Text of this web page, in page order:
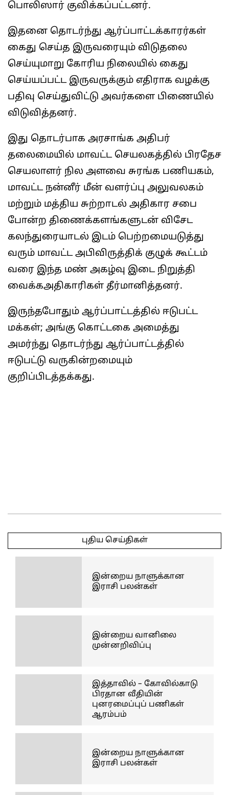
பொலிஸார் குவிக்கப்பட்டனர்.
இதனை தொடர்ந்து ஆர்ப்பாட்டக்காரர்கள்
கைது செய்த இருவரையும் விடுதலை
செய்யுமாறு கோரிய நிலையில் கைது
செய்யப்பட்ட இருவருக்கும் எதிராக வழக்கு
பதிவு செய்துவிட்டு அவர்களை பிணையில்
விடுவித்தனர்.
இது தொடர்பாக அரசாங்க அதிபர்
தலைமையில் மாவட்ட செயலகத்தில் பிரதேச
செயலாளர் நில அளவை சுரங்க பணியகம்,
மாவட்ட நன்னீர் மீன் வளர்ப்பு அலுவலகம்
மற்றும் மத்திய சுற்றாடல் அதிகார சபை
போன்ற திணைக்களங்களுடன் விசேட
கலந்துரையாடல் இடம் பெற்றமையடுத்து
வரும் மாவட்ட அபிவிருத்திக் குழுக் கூட்டம்
வரை இந்த மண் அகழ்வு இடை நிறுத்தி
வைக்கஅதிகாரிகள் தீர்மானித்தனர்.
இருந்தபோதும் ஆர்ப்பாட்டத்தில் ஈடுபட்ட
மக்கள்; அங்கு கொட்டகை அமைத்து
அமர்ந்து தொடர்ந்து ஆர்ப்பாட்டத்தில்
ஈடுபட்டு வருகின்றமையும்
குறிப்பிடத்தக்கது.
05-
புதிய செய்திகள்
இன்றைய நாளுக்கான
இராசி பலன்கள்
இன்றைய வானிலை
முன்னறிவிப்பு
இத்தாவில் – கோவில்காடு
பிரதான வீதியின்
புனரமைப்புப் பணிகள்
ஆரம்பம்
இன்றைய நாளுக்கான
இராசி பலன்கள்